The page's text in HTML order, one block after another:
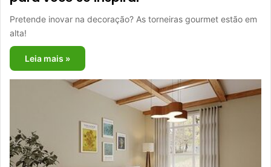
Pretende inovar na decoração? As torneiras gourmet estão em
alta!
Leia mais »